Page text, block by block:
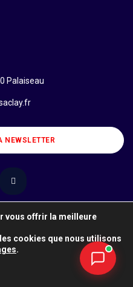
Palaiseau
NEWSLETTER
Powered
savoir plus sur les cookies et
cliquez ici.
vous offrir la meilleure
cookies que nous utilisons
.